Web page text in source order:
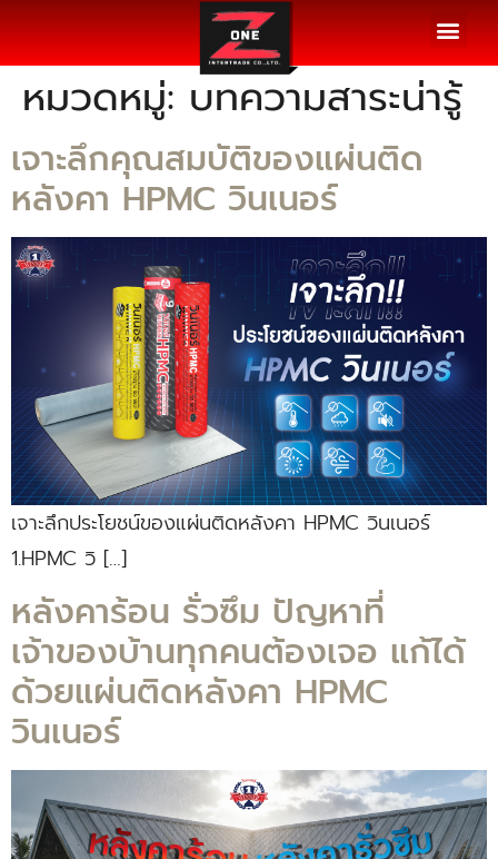
หมวดหมู่: บทความสาระน่ารู้
เจาะลึกคุณสมบัติของแผ่นติด
หลังคา HPMC วินเนอร์
เจาะลึกประโยชน์ของแผ่นติดหลังคา HPMC วินเนอร์
1.HPMC วิ […]
หลังคาร้อน รั่วซึม ปัญหาที่
เจ้าของบ้านทุกคนต้องเจอ แก้ได้
ด้วยแผ่นติดหลังคา HPMC
วินเนอร์